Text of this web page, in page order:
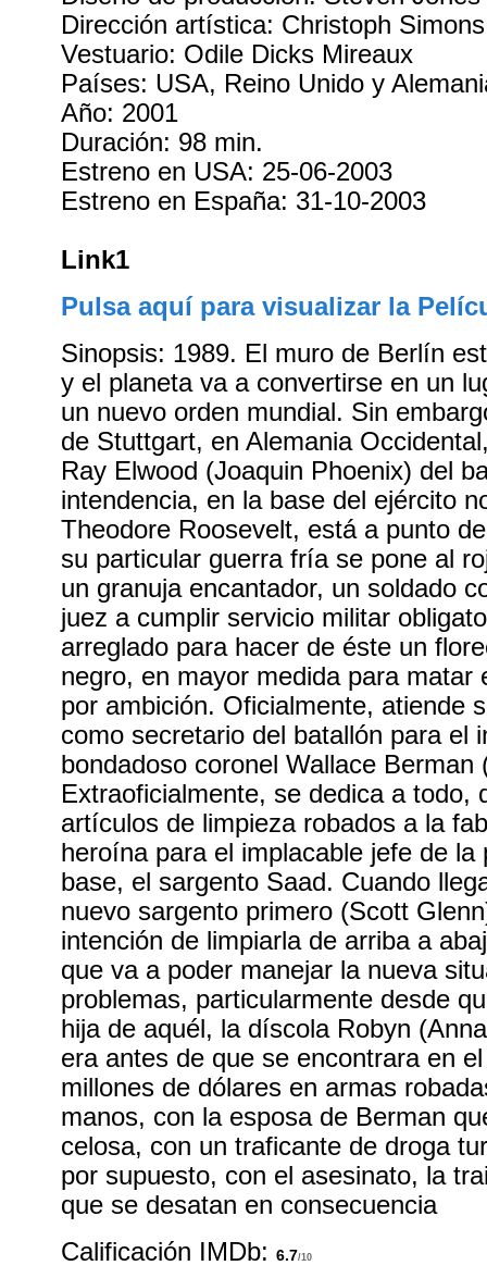
Dirección artística: Christoph Simons
Vestuario: Odile Dicks Mireaux
Países: USA, Reino Unido y
Año: 2001
Duración: 98 min.
Estreno en USA: 25-06-2003
Estreno en España: 31-10-2003
Link1
Pulsa aquí para visualizar la
Sinopsis: 1989. El muro de Berlín
y el planeta va a convertirse en un
un nuevo orden mundial. Sin
de Stuttgart, en Alemania
Ray Elwood (Joaquin Phoenix) del
intendencia, en la base del ejército
Theodore Roosevelt, está a punto
su particular guerra fría se pone al
un granuja encantador, un soldado
juez a cumplir servicio militar
arreglado para hacer de éste un
negro, en mayor medida para matar
por ambición. Oficialmente, atiende
como secretario del batallón para el
bondadoso coronel Wallace Berman
Extraoficialmente, se dedica a todo,
artículos de limpieza robados a la
heroína para el implacable jefe de la
base, el sargento Saad. Cuando
nuevo sargento primero (Scott
intención de limpiarla de arriba a
que va a poder manejar la nueva
problemas, particularmente desde
hija de aquél, la díscola Robyn
era antes de que se encontrara en
millones de dólares en armas
manos, con la esposa de Berman
celosa, con un traficante de droga
por supuesto, con el asesinato, la
que se desatan en consecuencia
Calificación IMDb:6.7/10